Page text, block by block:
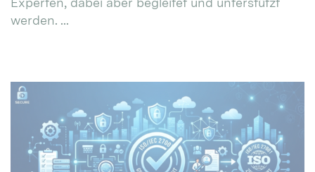
werden. ...